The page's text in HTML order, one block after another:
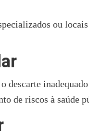
ou locais
descarte
de riscos à saúde